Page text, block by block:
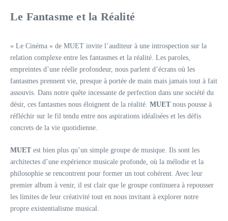
Le Fantasme et la Réalité
« Le Cinéma » de MUET invite l’auditeur à une introspection sur la
relation complexe entre les fantasmes et la réalité. Les paroles,
empreintes d’une réelle profondeur, nous parlent d’écrans où les
fantasmes prennent vie, presque à portée de main mais jamais tout à fait
assouvis. Dans notre quête incessante de perfection dans une société du
désir, ces fantasmes nous éloignent de la réalité. MUET nous pousse à
réfléchir sur le fil tendu entre nos aspirations idéalisées et les défis
concrets de la vie quotidienne.
MUET est bien plus qu’un simple groupe de musique. Ils sont les
architectes d’une expérience musicale profonde, où la mélodie et la
philosophie se rencontrent pour former un tout cohérent. Avec leur
premier album à venir, il est clair que le groupe continuera à repousser
les limites de leur créativité tout en nous invitant à explorer notre
propre existentialisme musical.